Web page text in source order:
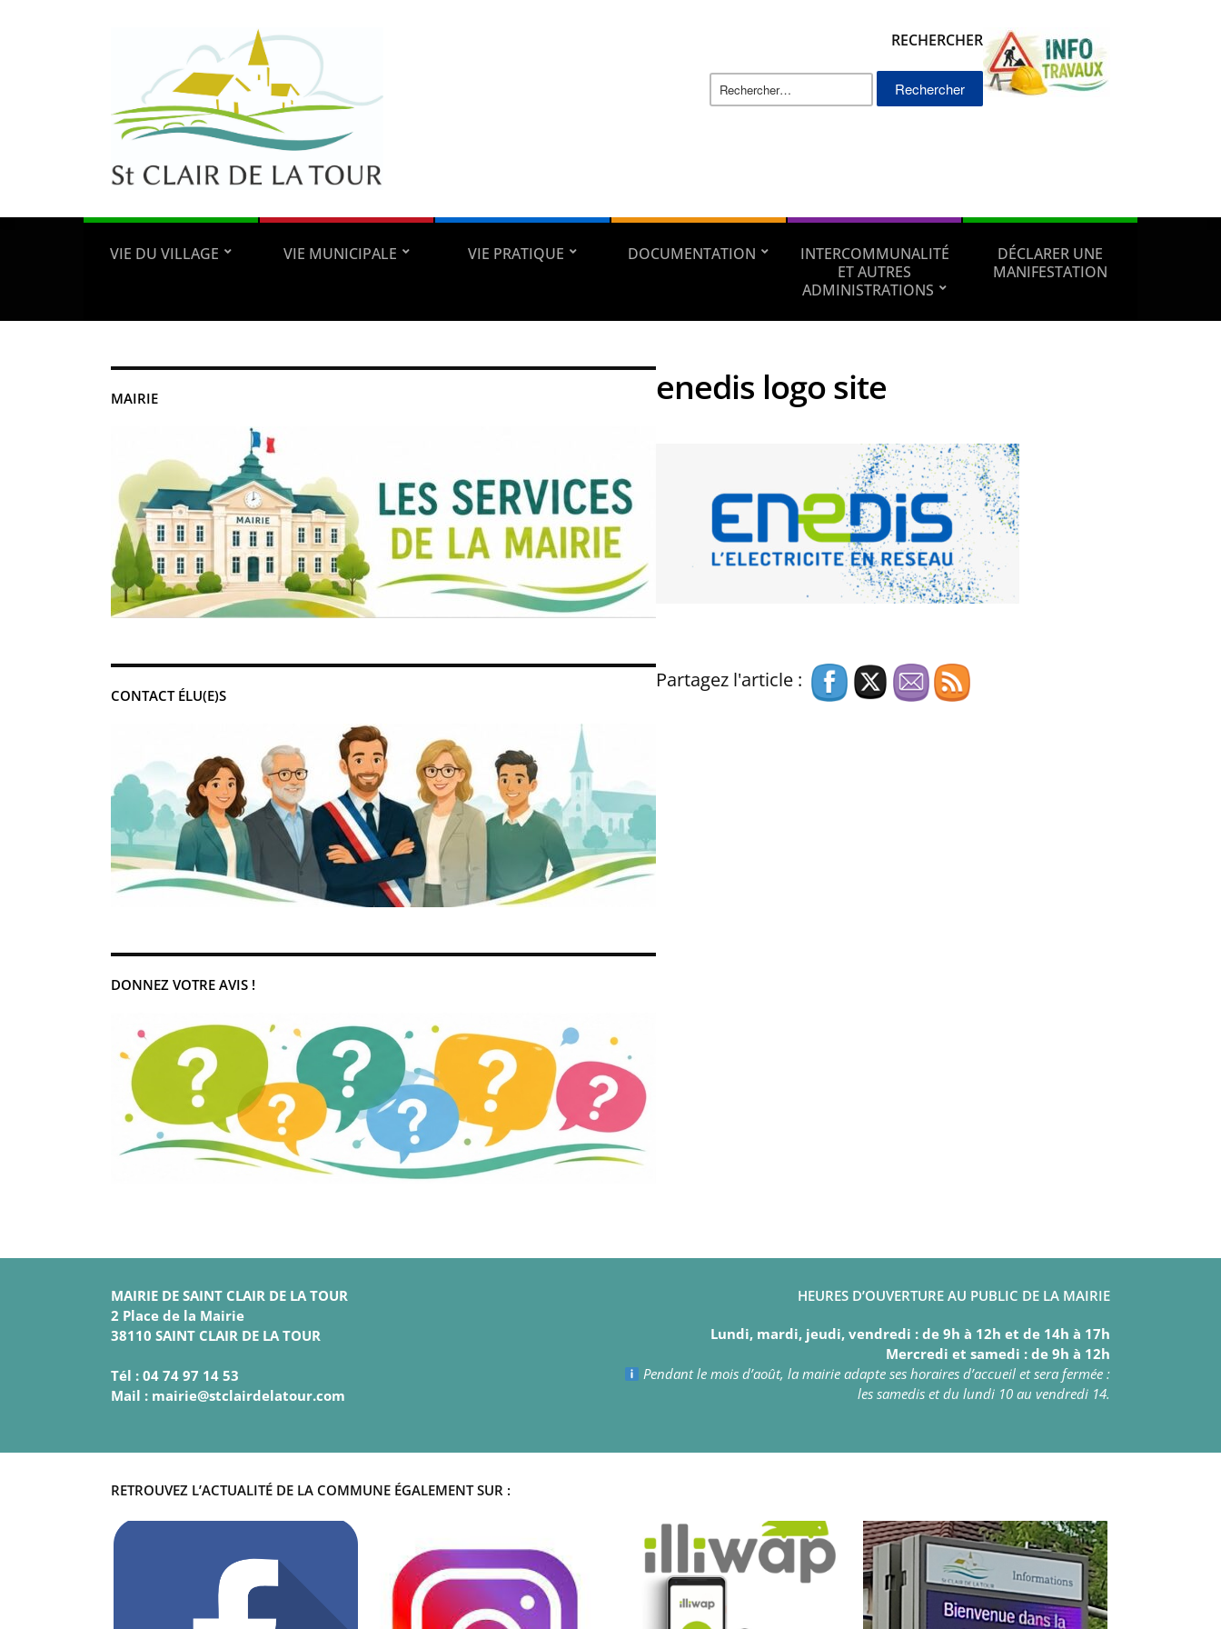
RECHERCHER
Rechercher :
VIE DU VILLAGE VIE MUNICIPALE VIE PRATIQUE DOCUMENTATION
INTERCOMMUNALITÉ
ET AUTRES
ADMINISTRATIONS
DÉCLARER UNE
MANIFESTATION
MAIRIE
CONTACT ÉLU(E)S
DONNEZ VOTRE AVIS !
enedis logo site
Partagez l'article :
MAIRIE DE SAINT CLAIR DE LA TOUR
2 Place de la Mairie
38110 SAINT CLAIR DE LA TOUR
Tél : 04 74 97 14 53
Mail : mairie@stclairdelatour.com
HEURES D’OUVERTURE AU PUBLIC DE LA MAIRIE
Lundi, mardi, jeudi, vendredi : de 9h à 12h et de 14h à 17h
Mercredi et samedi : de 9h à 12h
Pendant le mois d’août, la mairie adapte ses horaires d’accueil et sera fermée :
les samedis et du lundi 10 au vendredi 14.
RETROUVEZ L’ACTUALITÉ DE LA COMMUNE ÉGALEMENT SUR :